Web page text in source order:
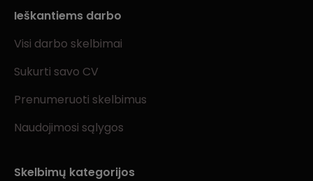
Ieškantiems darbo
Visi darbo skelbimai
Sukurti savo CV
Prenumeruoti skelbimus
Naudojimosi sąlygos
Skelbimų kategorijos